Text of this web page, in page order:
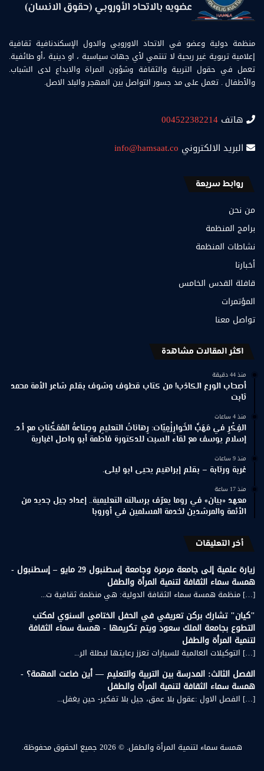
منظمة دولية وعضو في الاتحاد الاوروبي والدول الإسكندنافية ثقافية
إعلامية تربوية غير ربحية لا تنتمي لأي جهات سياسية ، او دينية ،أو طائفية.
تعمل في حقول التربية والثقافة وشؤون المراة والابداع لدى الشباب.
والأطفال . تعمل على مد جسور التواصل بين المهجر والبلد الاصل.
هاتف 004522382214
البريد الالكتروني info@hamsaat.co
روابط سريعة
من نحن
برامج المنظمة
نشاطات المنظمة
أخبارنا
قافلة القدس الخامس
المؤتمرات
تواصل معنا
اكثر المقالات مشاهدة
منذ 44 دقيقة
أصحاب الورع الكاذب! من كتاب قطوف وشوف بقلم شاعر الأمة محمد
ثابت
منذ 4 ساعات
الفِكْرِ في مَهَبِّ الخَوارِزْمِيّات: رِهاناتُ التعليمِ وصِناعةُ المُمَكِّناتِ مع أ.د.
إسلام يوسف مع لقاء السبت للدكتورة فاطمة أبو واصل اغبارية
منذ 9 ساعات
غربة ورتابة – بقلم إبراهيم يحيى ابو ليلى.
منذ 17 ساعة
معهد «بيان» في روما يعرّف برسالته التعليمية.. إعداد جيل جديد من
الأئمة والمرشدين لخدمة المسلمين في أوروبا
أخر التعليقات
زيارة علمية إلى جامعة مرمرة وجامعة إسطنبول 29 مايو – إسطنبول -
همسة سماء الثقافة لتنمية المرأة والطفل
[…] منظمة همسة سماء الثقافة الدولية: هي منظمة ثقافية ت...
"كيان" تشارك بركن تعريفي في الحفل الختامي السنوي لمكتب
التطوع بجامعة الملك سعود ويتم تكريمها - همسة سماء الثقافة
لتنمية المرأة والطفل
[…] التوكيلات العالمية للسيارات تعزز رعايتها لبطلة الر...
الفصل الثالث: المدرسة بين التربية والتعليم — أين ضاعت المهمة؟ -
همسة سماء الثقافة لتنمية المرأة والطفل
[…] الفصل الاول :عقول بلا عمق، جيل بلا تفكير- حين يغفل...
همسة سماء لتنمية المرأة والطفل. © 2026 جميع الحقوق محفوظة.